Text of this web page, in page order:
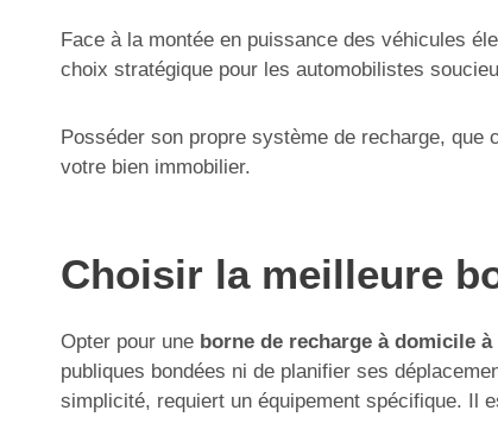
Face à la montée en puissance des véhicules
choix stratégique pour les automobilistes
Posséder son propre système de recharge, que
votre bien immobilier.
Choisir la meilleure
Opter pour une borne de recharge à domicile à
publiques bondées ni de planifier ses
simplicité, requiert un équipement spécifique. Il